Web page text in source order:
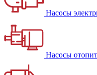
Насосы
Насосы